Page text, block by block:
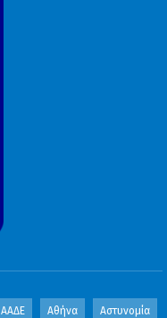
ΑΑΔΕ Αθήνα Αστυνομία